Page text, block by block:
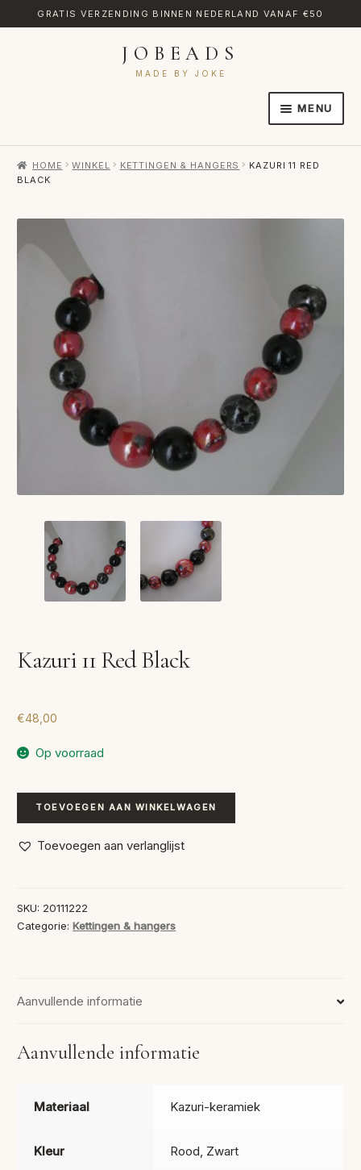
GRATIS VERZENDING BINNEN NEDERLAND VANAF €50
JOBEADS
MADE BY JOKE
MENU
AFREKENEN
CONTACT
MIJN ACCOUNT
RETOURNEREN
TRANSLATE
VERLANGLIJST
VERZENDKOSTEN
VOLG BESTELLING
HOME WINKEL KETTINGEN & HANGERS
KAZURI 11 RED
BLACK
Kazuri 11 Red Black
€48,00
Op voorraad
Kazuri
11
Red
TOEVOEGEN AAN WINKELWAGEN
Toevoegen aan verlanglijst
SKU: 20111222
Categorie:Kettingen & hangers
Aanvullende informatie
Aanvullende informatie
Materiaal Kazuri-keramiek
Kleur Rood, Zwart